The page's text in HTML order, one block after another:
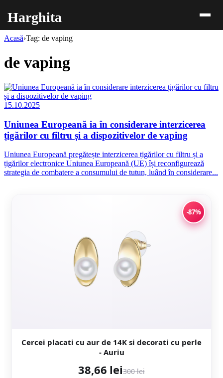
Harghita
Acasă›Tag: de vaping
de vaping
15.10.2025
Uniunea Europeană ia în considerare interzicerea
țigărilor cu filtru și a dispozitivelor de vaping
Uniunea Europeană pregătește interzicerea țigărilor cu filtru și a
țigărilor electronice Uniunea Europeană (UE) își reconfigurează
strategia de combatere a consumului de tutun, luând în considerare...
-87%
Cercei placati cu aur de 14K si decorati cu perle
- Auriu
38,66 lei300 lei